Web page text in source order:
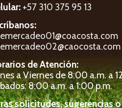
+57 310 375 95 13
de Atención:
a Viernes de 8:00 a.m. a
8:00 a.m. a 1:00 p.m.
solicitudes, sugerencias